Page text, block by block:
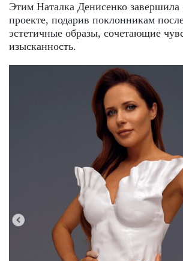
Этим Наталка Денисенко завершила
проекте, подарив поклонникам
эстетичные образы, сочетающие
изысканность.